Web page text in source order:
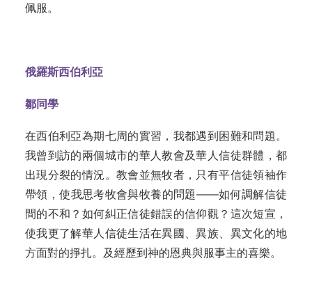
佩服。
俄羅斯西伯利亞
鄒同學
在西伯利亞為期七周的實習，我都遇到困難和問題。
我曾到訪的兩個城市的華人教會及華人信徒群體，都
出現分裂的情況。教會並無牧者，只有平信徒領袖作
帶領，使我思考牧會與牧養的問題——如何調解信徒
間的不和？如何糾正信徒錯誤的信仰觀？這次短宣，
使我更了解華人信徒生活在異國、異族、異文化的地
方面對的掙扎。及經歷到神的恩典與服事主的喜樂。